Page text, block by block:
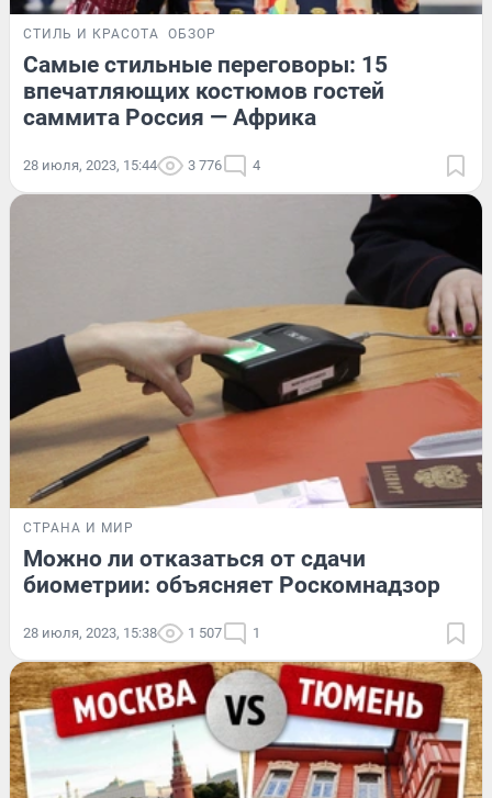
СТИЛЬ И КРАСОТА ОБЗОР
Самые стильные переговоры: 15
впечатляющих костюмов гостей
саммита Россия — Африка
28 июля, 2023, 15:44 3 776 4
СТРАНА И МИР
Можно ли отказаться от сдачи
биометрии: объясняет Роскомнадзор
28 июля, 2023, 15:38 1 507 1